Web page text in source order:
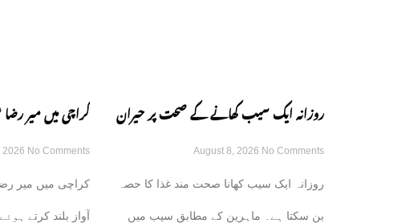
روزانہ ایک سیب کھانے کے صحت پر حیران
کن فوائد، ماہرین نے بتا دیے
August 8, 2026 No Comments
روزانہ ایک سیب کھانا صحت مند غذا کا حصہ
بن سکتا ہے۔ ماہرین کے مطابق سیب میں
کراچی میں میر
سوسائٹی سڑکوں پر آ
2026 No Comments
کراچی میں میر
آواز بلند کرتے